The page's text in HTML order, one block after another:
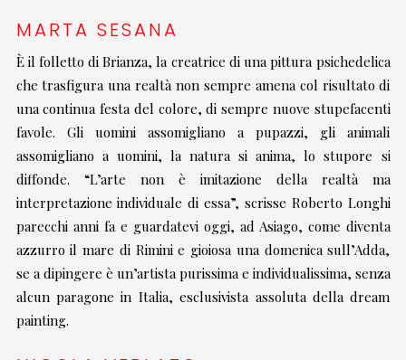
MARTA SESANA
È il folletto di Brianza, la creatrice di una pittura psichedelica
che trasfigura una realtà non sempre amena col risultato di
una continua festa del colore, di sempre nuove stupefacenti
favole. Gli uomini assomigliano a pupazzi, gli animali
assomigliano a uomini, la natura si anima, lo stupore si
diffonde. “L’arte non è imitazione della realtà ma
interpretazione individuale di essa”, scrisse Roberto Longhi
parecchi anni fa e guardatevi oggi, ad Asiago, come diventa
azzurro il mare di Rimini e gioiosa una domenica sull’Adda,
se a dipingere è un’artista purissima e individualissima, senza
alcun paragone in Italia, esclusivista assoluta della dream
painting.